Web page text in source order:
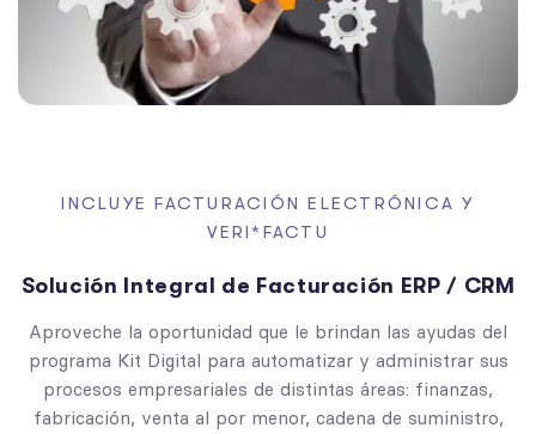
INCLUYE FACTURACIÓN ELECTRÓNICA Y
VERI*FACTU
Solución Integral de Facturación ERP / CRM
Aproveche la oportunidad que le brindan las ayudas del
programa Kit Digital para automatizar y administrar sus
procesos empresariales de distintas áreas: finanzas,
fabricación, venta al por menor, cadena de suministro,